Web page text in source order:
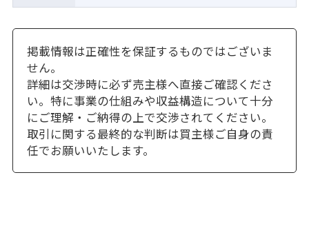
掲載情報は正確性を保証するものではございま
せん。
詳細は交渉時に必ず売主様へ直接ご確認くださ
い。特に事業の仕組みや収益構造について十分
にご理解・ご納得の上で交渉されてください。
取引に関する最終的な判断は買主様ご自身の責
任でお願いいたします。